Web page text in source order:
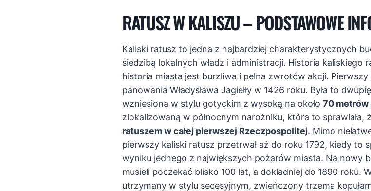
RATUSZ W KALISZU – PODSTAWOWE
Kaliski ratusz to jedna z najbardziej charakterystycznych
siedzibą lokalnych władz i administracji. Historia kaliskiego
historia miasta jest burzliwa i pełna zwrotów akcji.
panowania Władysława Jagiełły w 1426 roku. Była to
wzniesiona w stylu gotyckim z wysoką na około 70 metrów
zlokalizowaną w północnym narożniku, która to sprawiała,
ratuszem w całej pierwszej Rzeczpospolitej. Mimo
pierwszy kaliski ratusz przetrwał aż do roku 1792, kiedy to
wyniku jednego z największych pożarów miasta. Na nowy
musieli poczekać blisko 100 lat, a dokładniej do 1890 roku.
utrzymany w stylu secesyjnym, zwieńczony trzema